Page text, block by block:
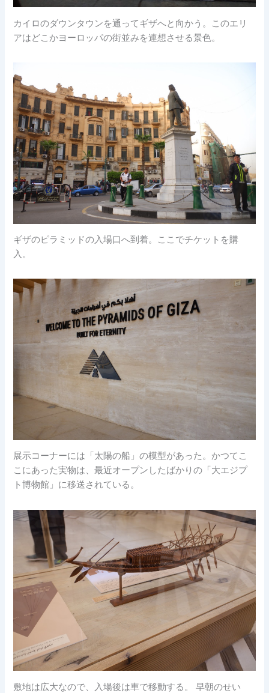
カイロのダウンタウンを通ってギザへと向かう。このエリ
アはどこかヨーロッパの街並みを連想させる景色。
ギザのピラミッドの入場口へ到着。ここでチケットを購
入。
展示コーナーには「太陽の船」の模型があった。かつてこ
こにあった実物は、最近オープンしたばかりの「大エジプ
ト博物館」に移送されている。
敷地は広大なので、入場後は車で移動する。 早朝のせい